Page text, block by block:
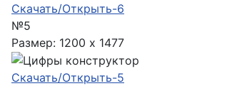
Скачать/Открыть-6
№5
Размер: 1200 x 1477
Скачать/Открыть-5